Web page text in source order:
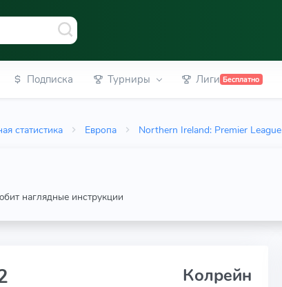
Подписка Турниры Лиги Бесплатно
статистика Европа Northern Ireland: Premier League
наглядные инструкции
Колрейн